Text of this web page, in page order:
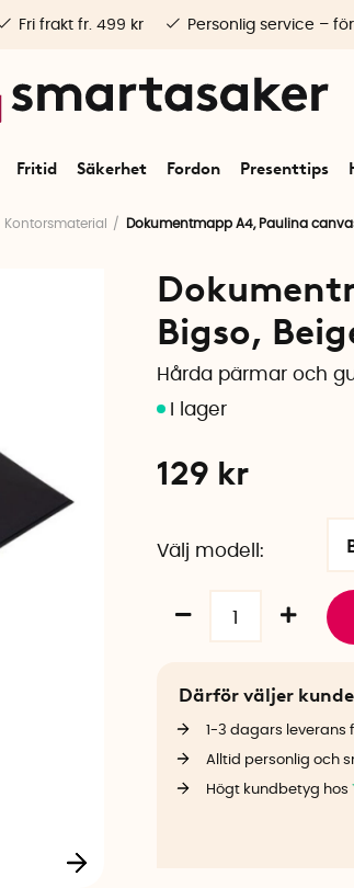
Fritid Säkerhet Fordon Presenttips
Fri frakt fr. 499 kr Personlig service –
Kontorsmaterial Dokumentmapp A4, Paulina
Bigso,
Hårda pärmar och
129 kr
Välj modell
Därför väljer
1-3 dagars leverans
Alltid personlig och
Högt kundbetyg hos